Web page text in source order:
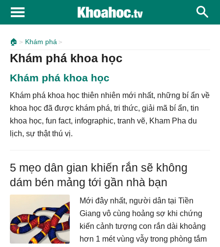
🏠 Khám phá
Khám phá khoa học
Khám phá khoa học
Khám phá khoa học thiên nhiên mới nhất, những bí ẩn về
khoa học đã được khám phá, tri thức, giải mã bí ẩn, tin
khoa học, fun fact, infographic, tranh vẽ, Kham Pha du
lịch, sự thật thú vị.
5 mẹo dân gian khiến rắn sẽ không
dám bén mảng tới gần nhà bạn
Mới đây nhất, người dân tại Tiền
Giang vô cùng hoảng sợ khi chứng
kiến cảnh tượng con rắn dài khoảng
hơn 1 mét vùng vẫy trong phòng tắm